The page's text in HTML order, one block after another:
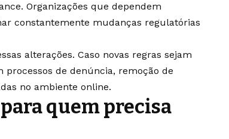
Organizações que dependem
constantemente mudanças regulatórias
alterações. Caso novas regras sejam
de denúncia, remoção de
no ambiente online.
quem precisa